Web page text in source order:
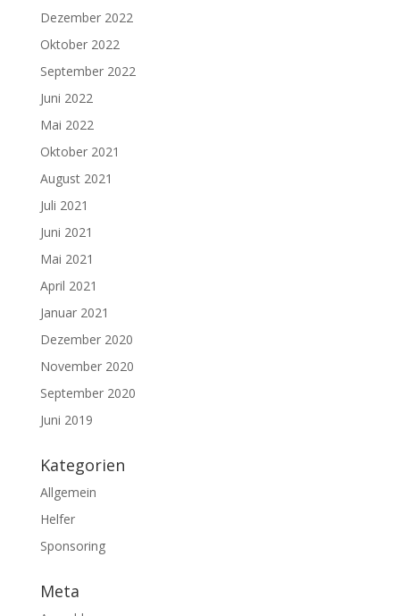
Dezember 2022
Oktober 2022
September 2022
Juni 2022
Mai 2022
Oktober 2021
August 2021
Juli 2021
Juni 2021
Mai 2021
April 2021
Januar 2021
Dezember 2020
November 2020
September 2020
Juni 2019
Kategorien
Allgemein
Helfer
Sponsoring
Meta